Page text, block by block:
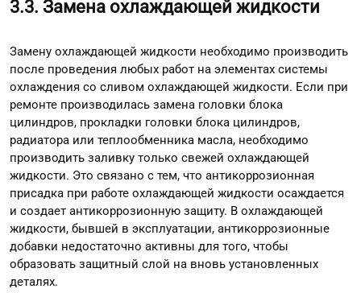
3.3. Замена охлаждающей жидкости
Замену охлаждающей жидкости необходимо производить
после проведения любых работ на элементах системы
охлаждения со сливом охлаждающей жидкости. Если при
ремонте производилась замена головки блока
цилиндров, прокладки головки блока цилиндров,
радиатора или теплообменника масла, необходимо
производить заливку только свежей охлаждающей
жидкости. Это связано с тем, что антикоррозионная
присадка при работе охлаждающей жидкости осаждается
и создает антикоррозионную защиту. В охлаждающей
жидкости, бывшей в эксплуатации, антикоррозионные
добавки недостаточно активны для того, чтобы
образовать защитный слой на вновь установленных
деталях.